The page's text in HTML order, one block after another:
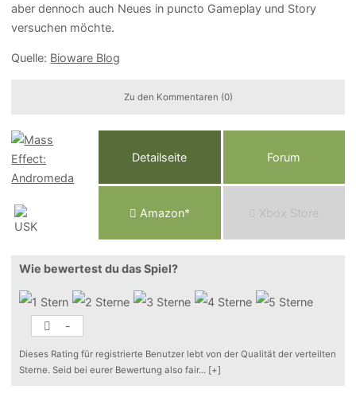
aber dennoch auch Neues in puncto Gameplay und Story
versuchen möchte.
Quelle: Bioware Blog
Zu den Kommentaren (0)
Detailseite Forum
Amazon* Xbox Store
Wie bewertest du das Spiel?
-
Dieses Rating für registrierte Benutzer lebt von der Qualität der verteilten
Sterne. Seid bei eurer Bewertung also fair... [+]